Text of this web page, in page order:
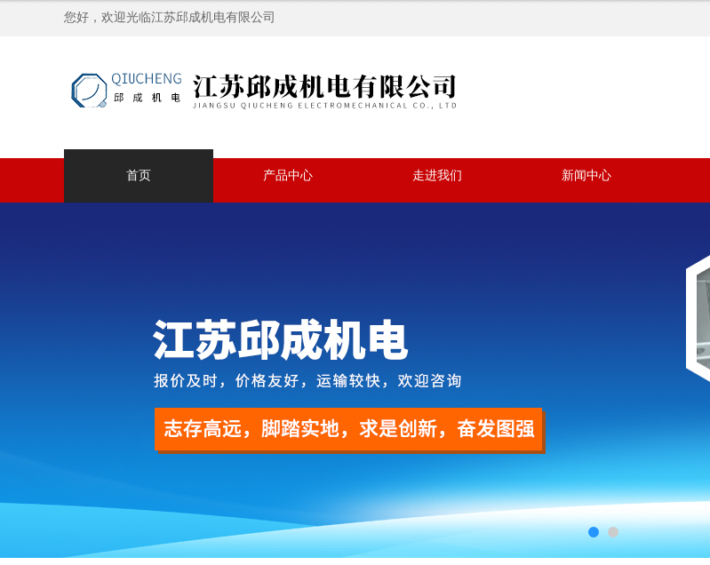
您好，欢迎光临江苏邱成机电有限公司
首页 产品中心 走进我们 新闻中心